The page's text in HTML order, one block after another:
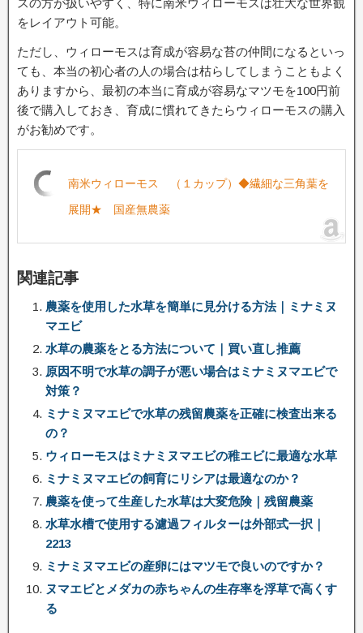
スの方が扱いやすく、特に南米ウィローモスは壮大な世界観
をレイアウト可能。
ただし、ウィローモスは育成が容易な苔の仲間になるといっ
ても、本当の初心者の人の場合は枯らしてしまうこともよく
ありますから、最初の本当に育成が容易なマツモを100円前
後で購入しておき、育成に慣れてきたらウィローモスの購入
がお勧めです。
南米ウィローモス （１カップ）◆繊細な三角葉を
展開★ 国産無農薬
関連記事
農薬を使用した水草を簡単に見分ける方法｜ミナミヌ
マエビ
水草の農薬をとる方法について｜買い直し推薦
原因不明で水草の調子が悪い場合はミナミヌマエビで
対策？
ミナミヌマエビで水草の残留農薬を正確に検査出来る
の？
ウィローモスはミナミヌマエビの稚エビに最適な水草
ミナミヌマエビの飼育にリシアは最適なのか？
農薬を使って生産した水草は大変危険｜残留農薬
水草水槽で使用する濾過フィルターは外部式一択｜
2213
ミナミヌマエビの産卵にはマツモで良いのですか？
ヌマエビとメダカの赤ちゃんの生存率を浮草で高くす
る